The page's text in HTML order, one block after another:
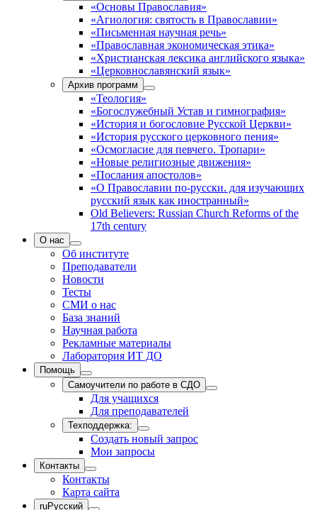
«Основы Православия»
«Агиология: святость в Православии»
«Письменная научная речь»
«Православная экономическая этика»
«Христианская лексика английского языка»
«Церковнославянский язык»
Архив программ
«Теология»
«Богослужебный Устав и гимнография»
«История и богословие Русской Церкви»
«История русского церковного пения»
«Осмогласие для певчего. Тропари»
«Новые религиозные движения»
«Послания апостолов»
«О Православии по-русски. для изучающих
русский язык как иностранный»
Old Believers: Russian Church Reforms of the
17th century
О нас
Об институте
Преподаватели
Новости
Тесты
СМИ о нас
База знаний
Научная работа
Рекламные материалы
Лаборатория ИТ ДО
Помощь
Самоучители по работе в СДО
Для учащихся
Для преподавателей
Техподдержка:
Создать новый запрос
Мои запросы
Контакты
Контакты
Карта сайта
ruРусский